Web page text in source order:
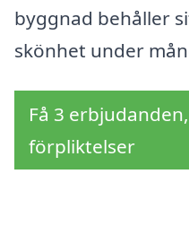
byggnad behåller
skönhet under
Få 3
förpliktelser